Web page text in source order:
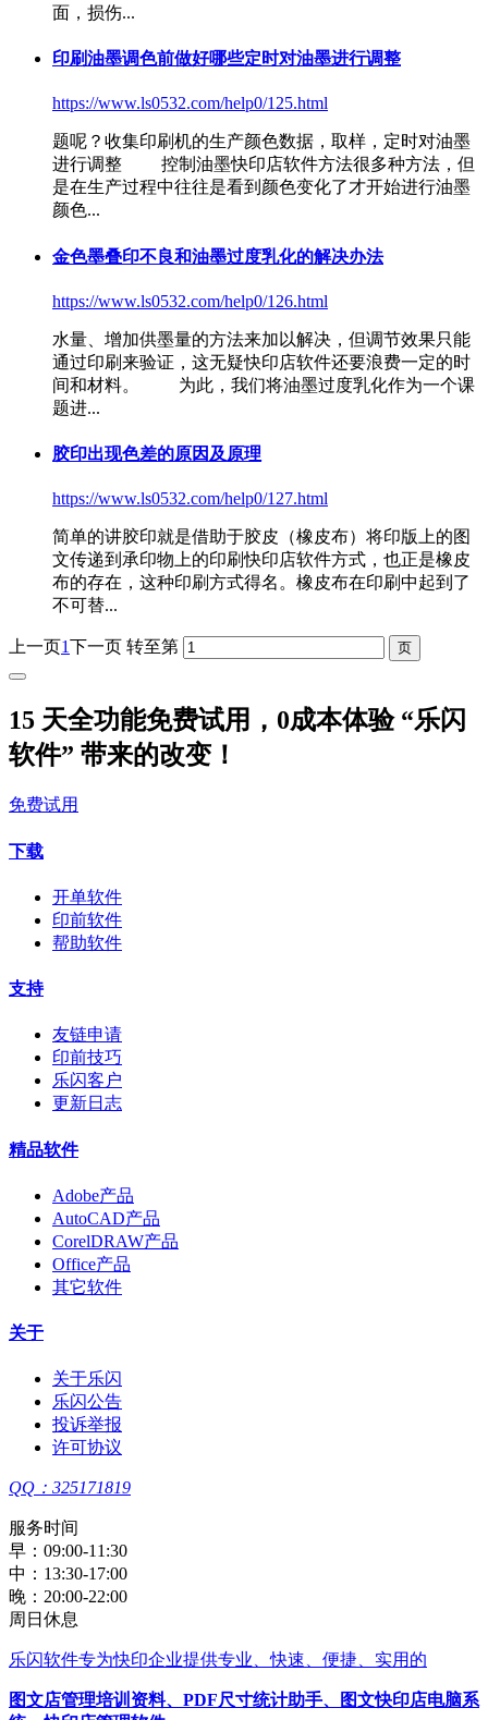
面，损伤...
印刷油墨调色前做好哪些定时对油墨进行调整
https://www.ls0532.com/help0/125.html
题呢？收集印刷机的生产颜色数据，取样，定时对油墨
进行调整 控制油墨快印店软件方法很多种方法，但
是在生产过程中往往是看到颜色变化了才开始进行油墨
颜色...
金色墨叠印不良和油墨过度乳化的解决办法
https://www.ls0532.com/help0/126.html
水量、增加供墨量的方法来加以解决，但调节效果只能
通过印刷来验证，这无疑快印店软件还要浪费一定的时
间和材料。 为此，我们将油墨过度乳化作为一个课
题进...
胶印出现色差的原因及原理
https://www.ls0532.com/help0/127.html
简单的讲胶印就是借助于胶皮（橡皮布）将印版上的图
文传递到承印物上的印刷快印店软件方式，也正是橡皮
布的存在，这种印刷方式得名。橡皮布在印刷中起到了
不可替...
上一页 1 下一页 转至第
15 天全功能免费试用，0成本体验 “乐闪
软件” 带来的改变！
免费试用
下载
开单软件
印前软件
帮助软件
支持
友链申请
印前技巧
乐闪客户
更新日志
精品软件
Adobe产品
AutoCAD产品
CorelDRAW产品
Office产品
其它软件
关于
关于乐闪
乐闪公告
投诉举报
许可协议
QQ：325171819
服务时间
早：09:00-11:30
中：13:30-17:00
晚：20:00-22:00
周日休息
乐闪软件专为快印企业提供专业、快速、便捷、实用的
图文店管理培训资料、 PDF尺寸统计助手、
图文快印店电脑系